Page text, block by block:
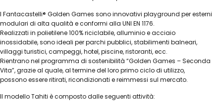
I Fantacastelli® Golden Games sono innovativi playground per esterni
modulari di alta qualità e conformi alla UNI EN 1176.
Realizzati in polietilene 100% riciclabile, alluminio e acciaio
inossidabile, sono ideali per parchi pubblici, stabilimenti balneari,
villaggi turistici, campeggi, hotel, piscine, ristoranti, ecc.
Rientrano nel programma di sostenibilità “Golden Games – Seconda
Vita”, grazie al quale, al termine del loro primo ciclo di utilizzo,
possono essere ritirati, ricondizionati e reimmessi sul mercato.
Il modello Tahiti è composto dalle seguenti attività: